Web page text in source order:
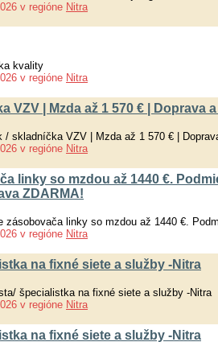
v regióne Nitra
kvality
v regióne Nitra
VZV | Mzda až 1 570 € | Doprava
/ skladníčka VZV | Mzda až 1 570 € |
v regióne Nitra
linky so mzdou až 1440 €.
ZDARMA!
zásobovača linky so mzdou až 1440 €.
v regióne Nitra
na fixné siete a služby -Nitra
špecialistka na fixné siete a služby -Nitra
v regióne Nitra
na fixné siete a služby -Nitra